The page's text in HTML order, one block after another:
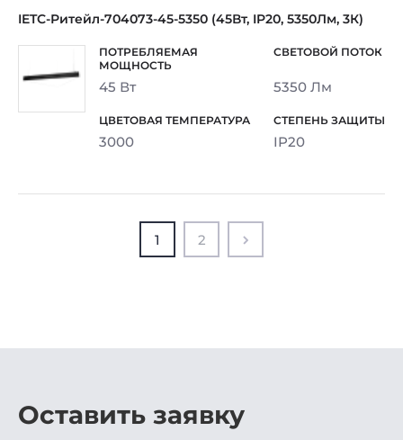
IETC-Ритейл-704073-45-5350 (45Вт, IP20, 5350Лм, 3К)
45 Вт 5350 Лм
3000 IP20
1 2
Оставить заявку